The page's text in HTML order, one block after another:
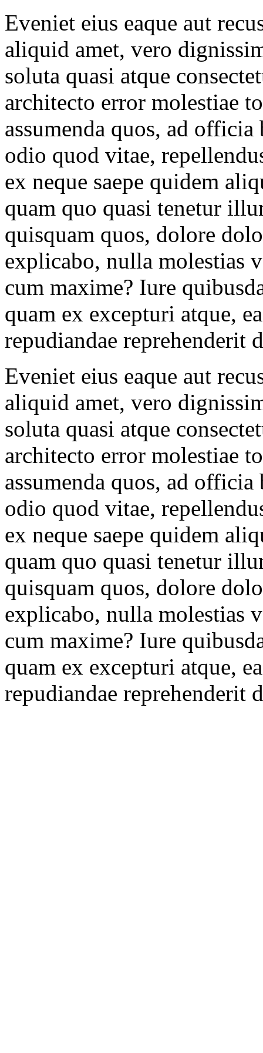
Eveniet eius eaque aut
aliquid amet, vero
soluta quasi atque
architecto error molestiae
assumenda quos, ad
odio quod vitae,
ex neque saepe quidem
quam quo quasi tenetur
quisquam quos, dolore
explicabo, nulla molestias
cum maxime? Iure
quam ex excepturi atque,
repudiandae reprehenderit
Eveniet eius eaque aut
aliquid amet, vero
soluta quasi atque
architecto error molestiae
assumenda quos, ad
odio quod vitae,
ex neque saepe quidem
quam quo quasi tenetur
quisquam quos, dolore
explicabo, nulla molestias
cum maxime? Iure
quam ex excepturi atque,
repudiandae reprehenderit